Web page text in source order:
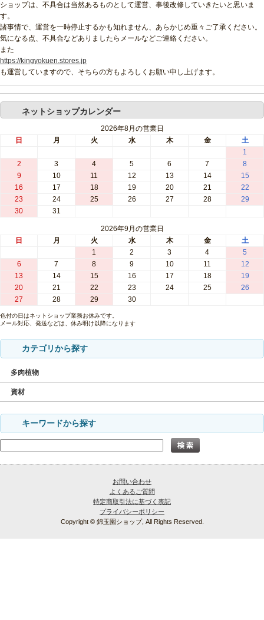
ショップは、不具合は当然あるものとして運営、事後改修していきたいと思いま
す。
諸事情で、運営を一時停止するかも知れません、あらかじめ重々ご了承ください。
気になる点、不具合などありましたらメールなどご連絡ください。
また
https://kingyokuen.stores.jp
も運営していますので、そちらの方もよろしくお願い申し上げます。
ネットショップカレンダー
2026年8月の営業日
日
月 火 水 木 金
土
1
2
3 4 5 6 7
8
9
10 11 12 13 14
15
16
17 18 19 20 21
22
23
24 25 26 27 28
29
30
31
2026年9月の営業日
日
月 火 水 木 金
土
1
2 3 4
5
6
7 8 9 10 11
12
13
14 15 16 17 18
19
20
21 22 23 24 25
26
27
28 29 30
色付の日はネットショップ業務お休みです。
メール対応、発送などは、休み明け以降になります
カテゴリから探す
多肉植物
資材
キーワードから探す
お問い合わせ
よくあるご質問
特定商取引法に基づく表記
プライバシーポリシー
Copyright © 錦玉園ショップ, All Rights Reserved.